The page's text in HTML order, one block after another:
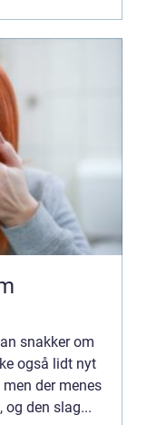
snakker om
også lidt nyt
der menes
og den slag...